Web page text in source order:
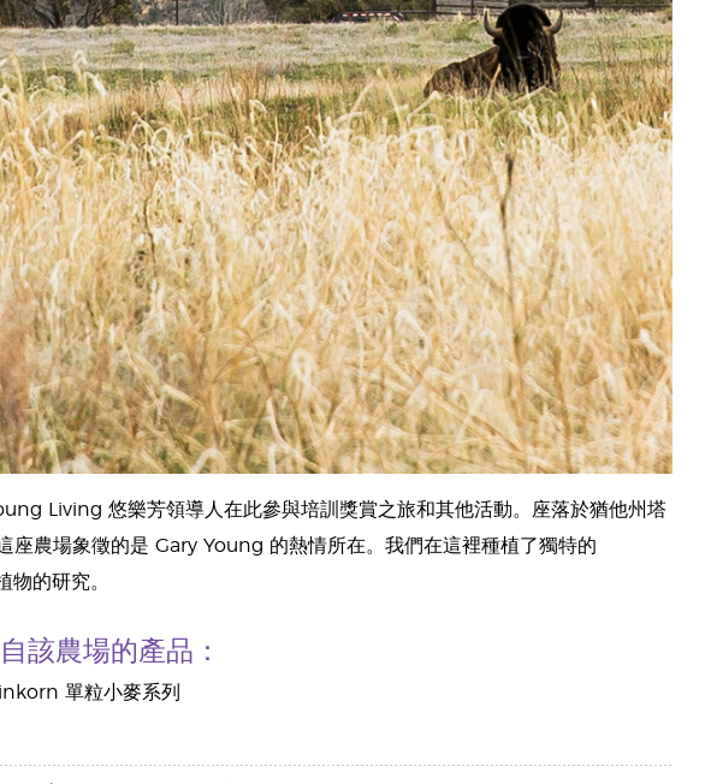
Living 悠樂芳領導人在此參與培訓獎賞之旅和其他活動。座落於猶他州塔
座農場象徵的是 Gary Young 的熱情所在。我們在這裡種植了獨特的
的研究。
該農場的產品：
單粒小麥系列